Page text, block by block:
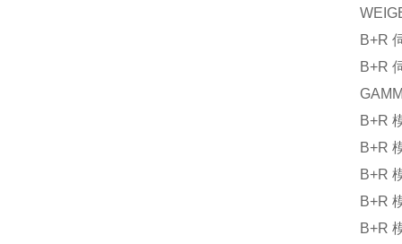
B+R
B+R
B+R
B+R
B+R
B+R
B+R